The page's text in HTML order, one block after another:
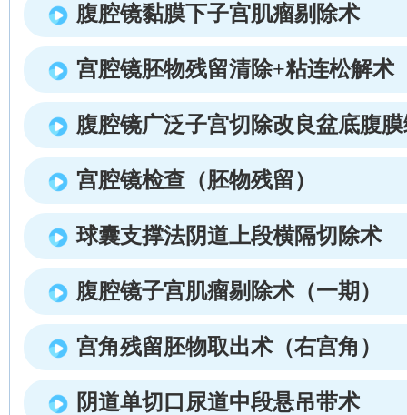
腹腔镜黏膜下子宫肌瘤剔除术
宫腔镜胚物残留清除+粘连松解术
腹腔镜广泛子宫切除改良盆底腹
宫腔镜检查（胚物残留）
球囊支撑法阴道上段横隔切除术
腹腔镜子宫肌瘤剔除术（一期）
宫角残留胚物取出术（右宫角）
阴道单切口尿道中段悬吊带术